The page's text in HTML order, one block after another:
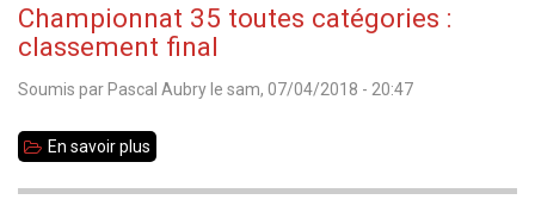
toutes
:
grille
américaine
finale
Championnat 35 toutes catégories :
classement final
Soumis par Pascal Aubry le sam, 07/04/2018 - 20:47
En savoir plus